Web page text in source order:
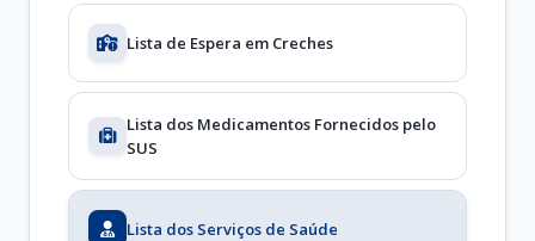
Lista de Espera em Creches
Lista dos Medicamentos Fornecidos pelo
SUS
Lista dos Serviços de Saúde